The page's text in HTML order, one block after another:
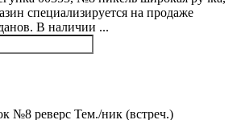
специализируется на продаже
В наличии ...